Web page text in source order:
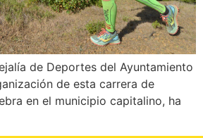
de Deportes del Ayuntamiento
de esta carrera de
en el municipio capitalino, ha